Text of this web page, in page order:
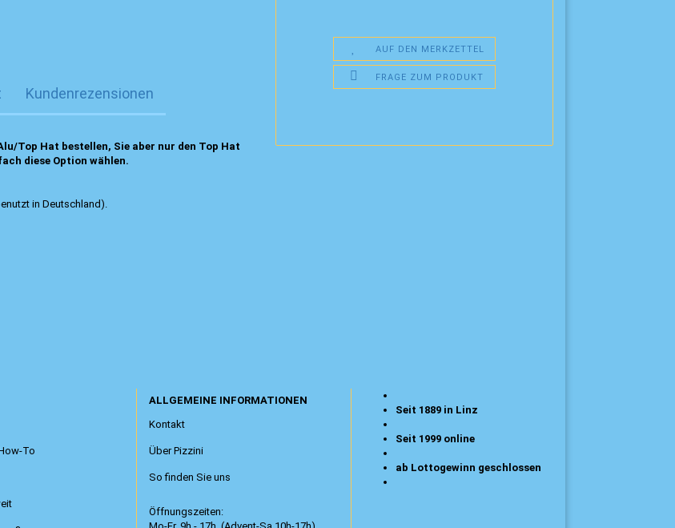
AUF DEN MERKZETTEL
FRAGE ZUM PRODUKT
Kundenrezensionen
Top Hat bestellen, Sie aber nur den Top Hat
diese Option wählen.
in Deutschland).
To
ALLGEMEINE INFORMATIONEN
Kontakt
Über Pizzini
So finden Sie uns
Öffnungszeiten:
Seit 1889 in Linz
Seit 1999 online
ab Lottogewinn geschlossen